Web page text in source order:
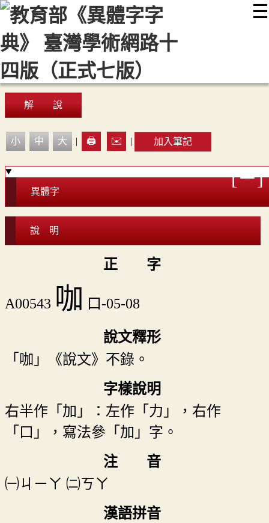
☰
::: 最新消息 常見問題 編輯說明
顯示模式
網站導覽
解 說
小 中 大 | 🖨️ ✉️ | 加入筆記
異體字
說 明
正 字
A00543 咖 口-05-08
說文釋形
「咖」《說文》不錄。
字樣說明
右半作「加」：左作「力」，右作
「口」，寫法參「加」字。
注 音
㈠ㄐㄧㄚ ㈡ㄎㄚ
漢語拼音